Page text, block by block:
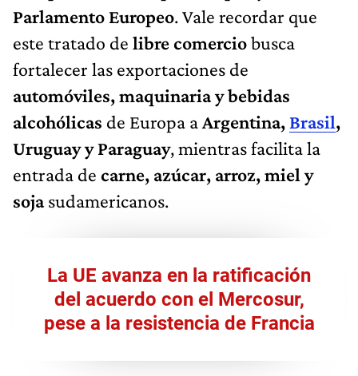
Parlamento Europeo. Vale recordar que
este tratado de libre comerciobusca
fortalecer las exportaciones de
automóviles, maquinaria y bebidas
alcohólicas de Europa aArgentina, Brasil,
Uruguay y Paraguay, mientras facilita la
entrada de carne, azúcar, arroz, miel y
sojasudamericanos.
La UE avanza en la ratificación
del acuerdo con el Mercosur,
pese a la resistencia de Francia